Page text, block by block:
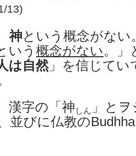
13)
神という概念がな
いう 概念がない。」
は自然」を信じてい
漢字の「神 しん 」と
並びに仏教の